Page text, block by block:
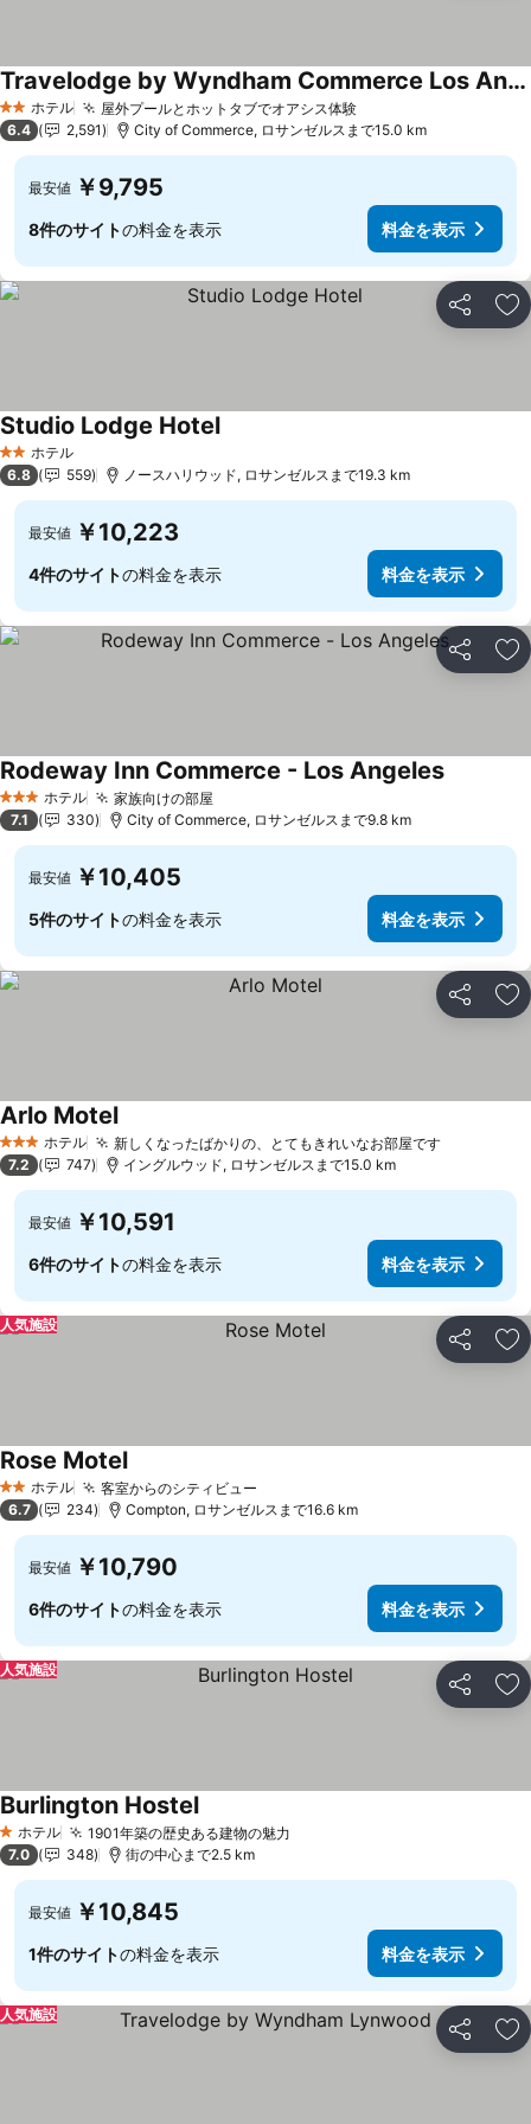
2 ホテルのランク
ホテル 屋外プールとホットタブでオアシス体験
Travelodge by Wyndham Commerce Los Angeles Area
6.4 2,591 City of Commerce, ロサンゼルスまで15.0 km
最安値 ￥9,795
8件のサイトの料金を表示 料金を表示
シェア お
2 ホテルのランク
ホテル
Studio Lodge Hotel
6.8 559 ノースハリウッド, ロサンゼルスまで19.3 km
最安値 ￥10,223
4件のサイトの料金を表示 料金を表示
シェア お
3 ホテルのランク
ホテル 家族向けの部屋
Rodeway Inn Commerce - Los Angeles
7.1 330 City of Commerce, ロサンゼルスまで9.8 km
最安値 ￥10,405
5件のサイトの料金を表示 料金を表示
シェア お
3 ホテルのランク
ホテル 新しくなったばかりの、とてもきれいなお部屋です
Arlo Motel
7.2 747 イングルウッド, ロサンゼルスまで15.0 km
最安値 ￥10,591
6件のサイトの料金を表示 料金を表示
シェア お
人気施設
2 ホテルのランク
ホテル 客室からのシティビュー
Rose Motel
6.7 234 Compton, ロサンゼルスまで16.6 km
最安値 ￥10,790
6件のサイトの料金を表示 料金を表示
シェア お
人気施設
1 ホテルのランク
ホテル 1901年築の歴史ある建物の魅力
Burlington Hostel
7.0 348 街の中心まで2.5 km
最安値 ￥10,845
1件のサイトの料金を表示 料金を表示
シェア お
人気施設